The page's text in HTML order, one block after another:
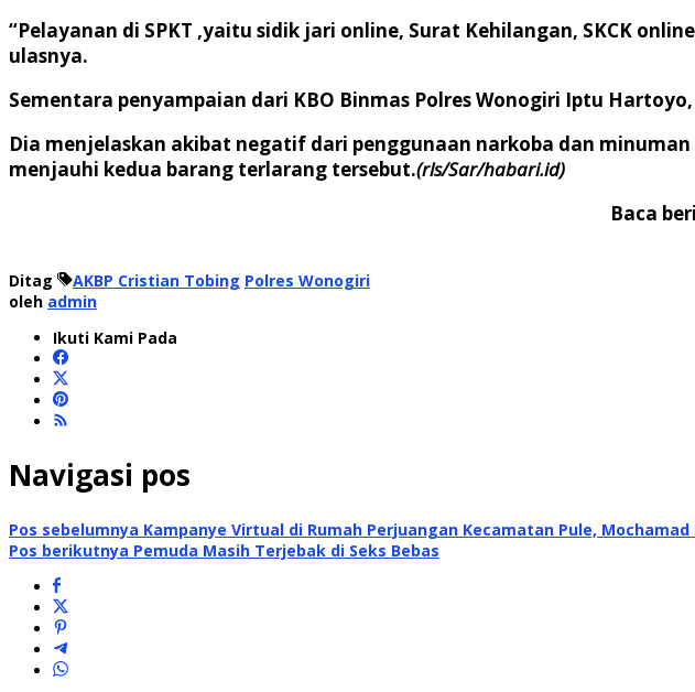
“Pelayanan di SPKT ,yaitu sidik jari online, Surat Kehilangan, SKCK
ulasnya.
Sementara penyampaian dari KBO Binmas Polres Wonogiri Iptu
Dia menjelaskan akibat negatif dari penggunaan narkoba dan
menjauhi kedua barang terlarang tersebut.(rls/Sar/habari.id)
Baca
Ditag AKBP Cristian Tobing Polres Wonogiri
oleh admin
Ikuti Kami Pada
Navigasi pos
Pos sebelumnya Kampanye Virtual di Rumah Perjuangan Kecamatan Pule,
Pos berikutnya Pemuda Masih Terjebak di Seks Bebas